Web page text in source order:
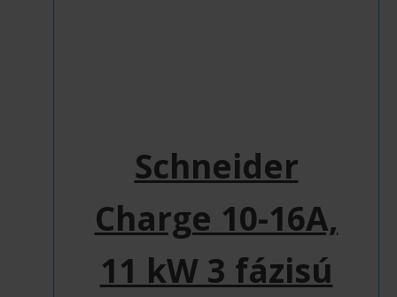
Schneider
Charge 10-16A,
11 kW 3 fázisú